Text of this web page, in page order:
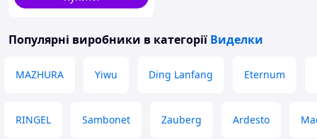
Популярні виробники в категорії Виделки
MAZHURA Yiwu Ding Lanfang Eternum
RINGEL Sambonet Zauberg Ardesto